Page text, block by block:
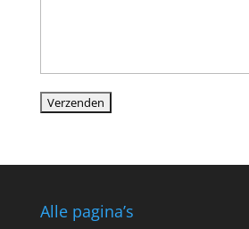
Alle pagina’s